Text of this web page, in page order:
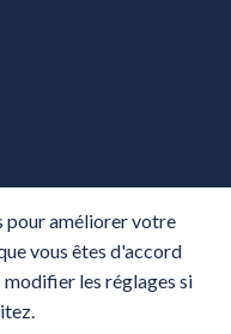
DE CONFIDENTIALITÉ
pour améliorer votre
vous êtes d'accord
modifier les réglages si